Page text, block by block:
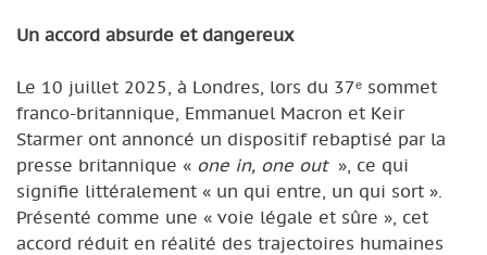
Un accord absurde et dangereux
Le 10 juillet 2025, à Londres, lors du 37ᵉ sommet
franco-britannique, Emmanuel Macron et Keir
Starmer ont annoncé un dispositif rebaptisé par la
presse britannique « one in, one out », ce qui
signifie littéralement « un qui entre, un qui sort ».
Présenté comme une « voie légale et sûre », cet
accord réduit en réalité des trajectoires humaines